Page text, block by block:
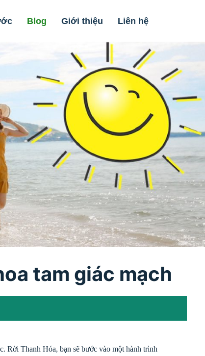
Blog Giới thiệu Liên hệ
tam giác mạch
Rời Thanh Hóa, bạn sẽ bước vào một hành trình